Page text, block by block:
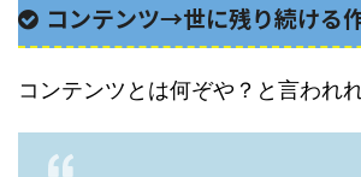
コンテンツ→世に残り続ける
コンテンツとは何ぞや？と言われ